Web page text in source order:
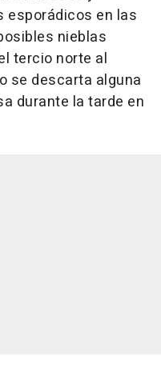
esporádicos en las
nieblas
tercio norte al
se descarta alguna
durante la tarde en